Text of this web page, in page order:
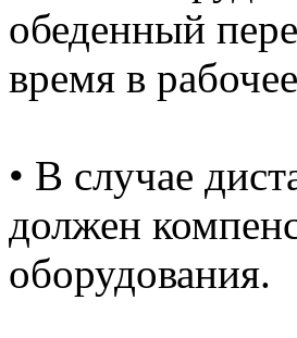
обеденный
время в
• В случае
должен
оборудования.